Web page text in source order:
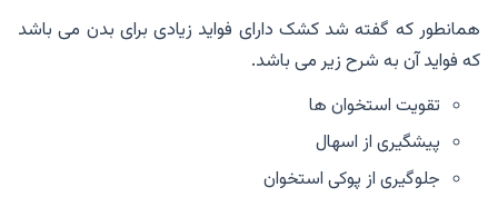
همانطور که گفته شد کشک دارای فواید زیادی برای بدن می باشد
که فواید آن به شرح زیر می باشد.
تقویت استخوان ها
پیشگیری از اسهال
جلوگیری از پوکی استخوان